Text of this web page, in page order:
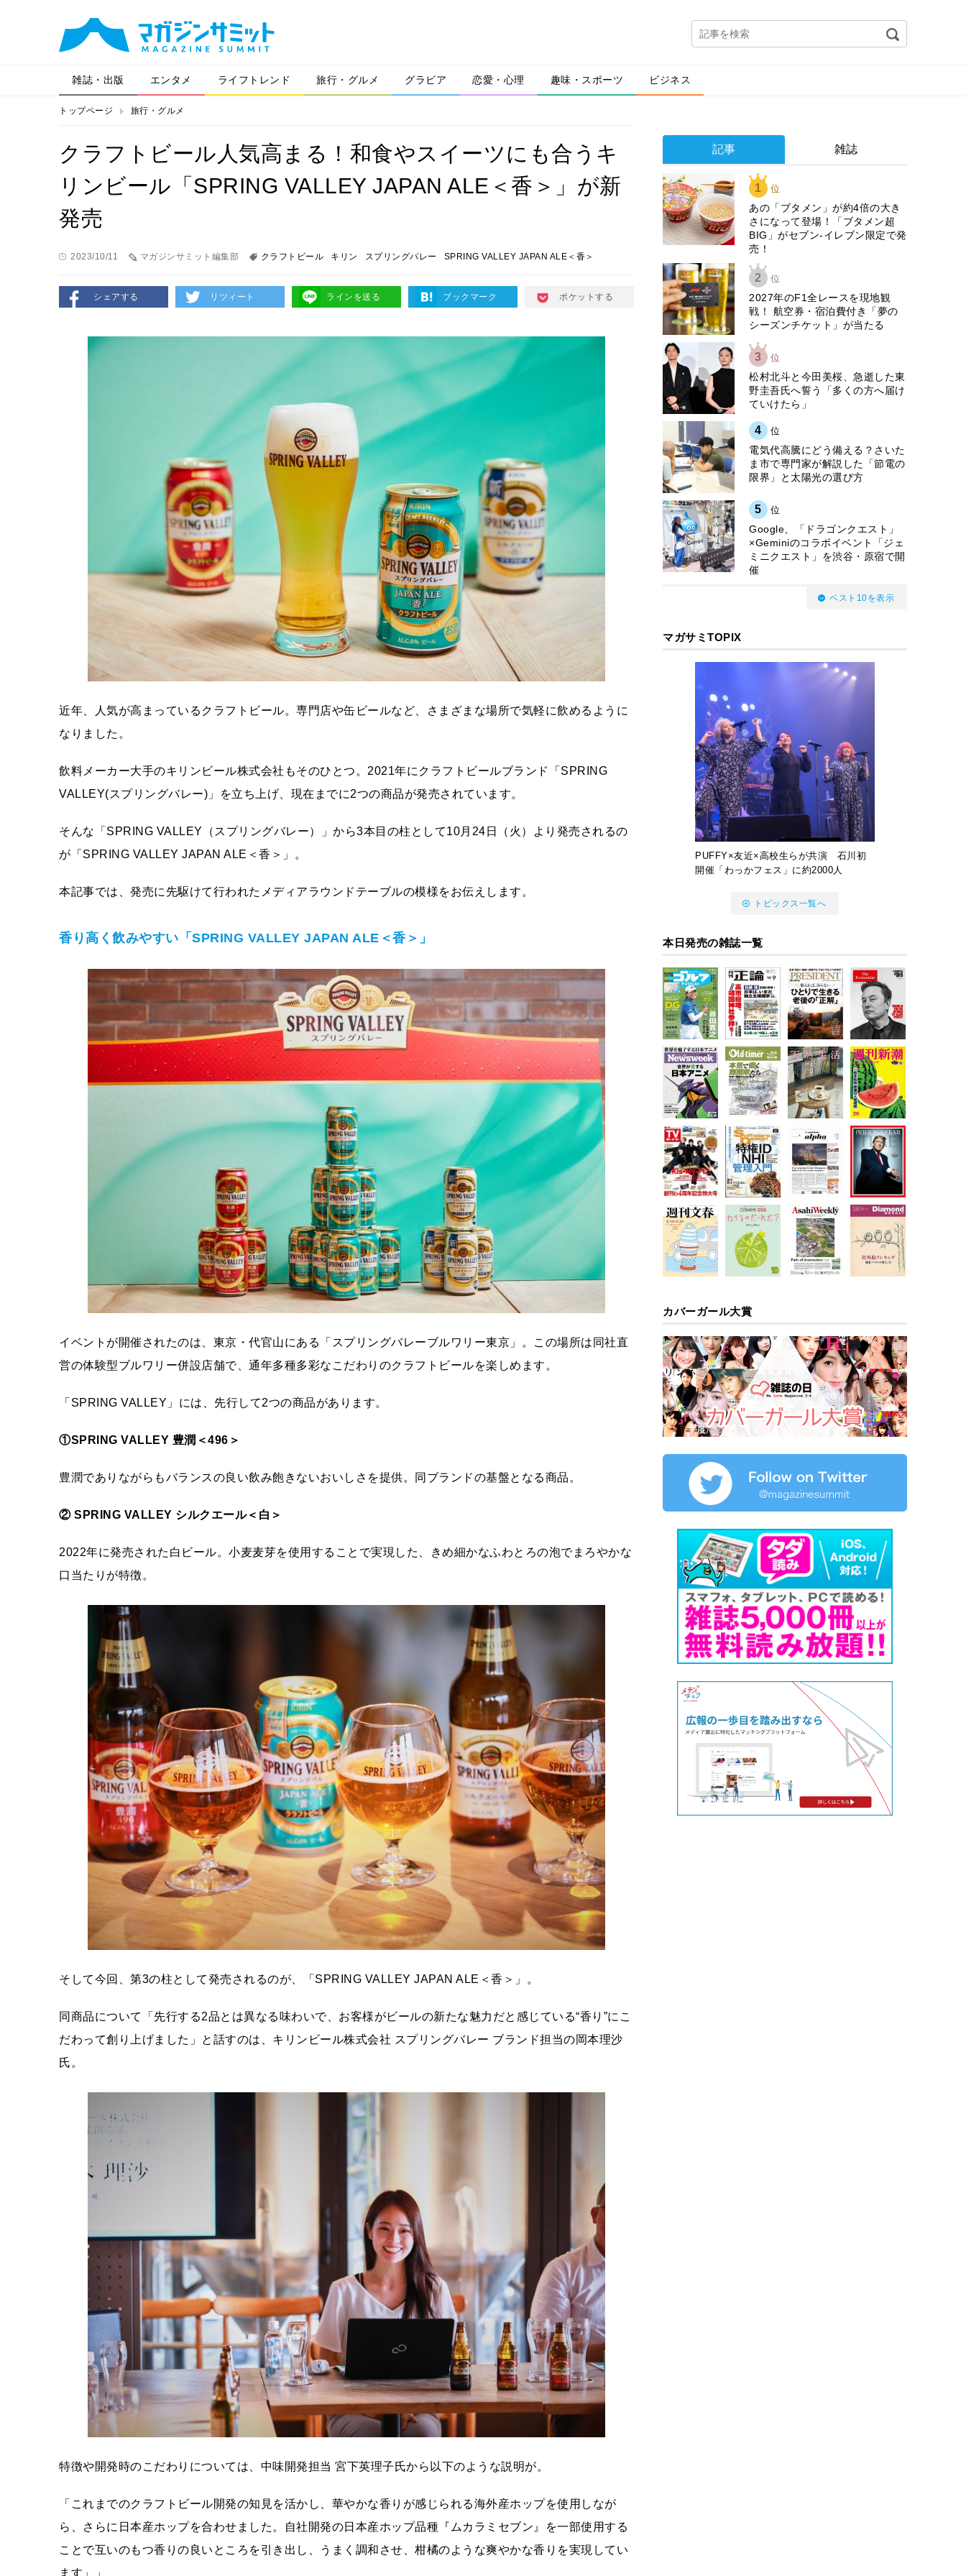
雑誌・出版 エンタメ ライフトレンド 旅行・グルメ グラビア 恋愛・心理 趣味・スポーツ ビジネス
トップページ 旅行・グルメ
クラフトビール人気高まる！和食やスイーツにも合うキ
リンビール「SPRING VALLEY JAPAN ALE＜香＞」が新
発売
2023/10/11 マガジンサミット編集部 クラフトビール キリン スプリングバレー SPRING VALLEY JAPAN ALE＜香＞
シェアする リツィート ラインを送る ブックマーク ポケットする
近年、人気が高まっているクラフトビール。専門店や缶ビールなど、さまざまな場所で気軽に飲めるように
なりました。
飲料メーカー大手のキリンビール株式会社もそのひとつ。2021年にクラフトビールブランド「SPRING
VALLEY(スプリングバレー)」を立ち上げ、現在までに2つの商品が発売されています。
そんな「SPRING VALLEY（スプリングバレー）」から3本目の柱として10月24日（火）より発売されるの
が「SPRING VALLEY JAPAN ALE＜香＞」。
本記事では、発売に先駆けて行われたメディアラウンドテーブルの模様をお伝えします。
香り高く飲みやすい 「SPRING VALLEY JAPAN ALE＜香＞」
イベントが開催されたのは、東京・代官山にある「スプリングバレーブルワリー東京」。この場所は同社直
営の体験型ブルワリー併設店舗で、通年多種多彩なこだわりのクラフトビールを楽しめます。
「SPRING VALLEY」には、先行して2つの商品があります。
①SPRING VALLEY 豊潤＜496＞
豊潤でありながらもバランスの良い飲み飽きないおいしさを提供。同ブランドの基盤となる商品。
② SPRING VALLEY シルクエール＜白＞
2022年に発売された白ビール。小麦麦芽を使用することで実現した、きめ細かなふわとろの泡でまろやかな
口当たりが特徴。
そして今回、第3の柱として発売されるのが、「SPRING VALLEY JAPAN ALE＜香＞」。
同商品について「先行する2品とは異なる味わいで、お客様がビールの新たな魅力だと感じている“香り”にこ
だわって創り上げました」と話すのは、キリンビール株式会社 スプリングバレー ブランド担当の岡本理沙
氏。
特徴や開発時のこだわりについては、中味開発担当 宮下英理子氏から以下のような説明が。
「これまでのクラフトビール開発の知見を活かし、華やかな香りが感じられる海外産ホップを使用しなが
ら、さらに日本産ホップを合わせました。自社開発の日本産ホップ品種『ムカラミセブン』を一部使用する
ことで互いのもつ香りの良いところを引き出し、うまく調和させ、柑橘のような爽やかな香りを実現してい
ます」」
記事 雑誌
1 位
あの「ブタメン」が約4倍の大き
さになって登場！「ブタメン超
BIG」がセブン‐イレブン限定で発
売！
2 位
2027年のF1全レースを現地観
戦！ 航空券・宿泊費付き「夢の
シーズンチケット」が当たる
3 位
松村北斗と今田美桜、急逝した東
野圭吾氏へ誓う「多くの方へ届け
ていけたら」
4 位
電気代高騰にどう備える？さいた
ま市で専門家が解説した「節電の
限界」と太陽光の選び方
5 位
Google、「ドラゴンクエスト」
×Geminiのコラボイベント「ジェ
ミニクエスト」を渋谷・原宿で開
催
ベスト10を表示
マガサミTOPIX
PUFFY×友近×高校生らが共演 石川初
開催「わっかフェス」に約2000人
トピックス一覧へ
本日発売の雑誌一覧
カバーガール大賞